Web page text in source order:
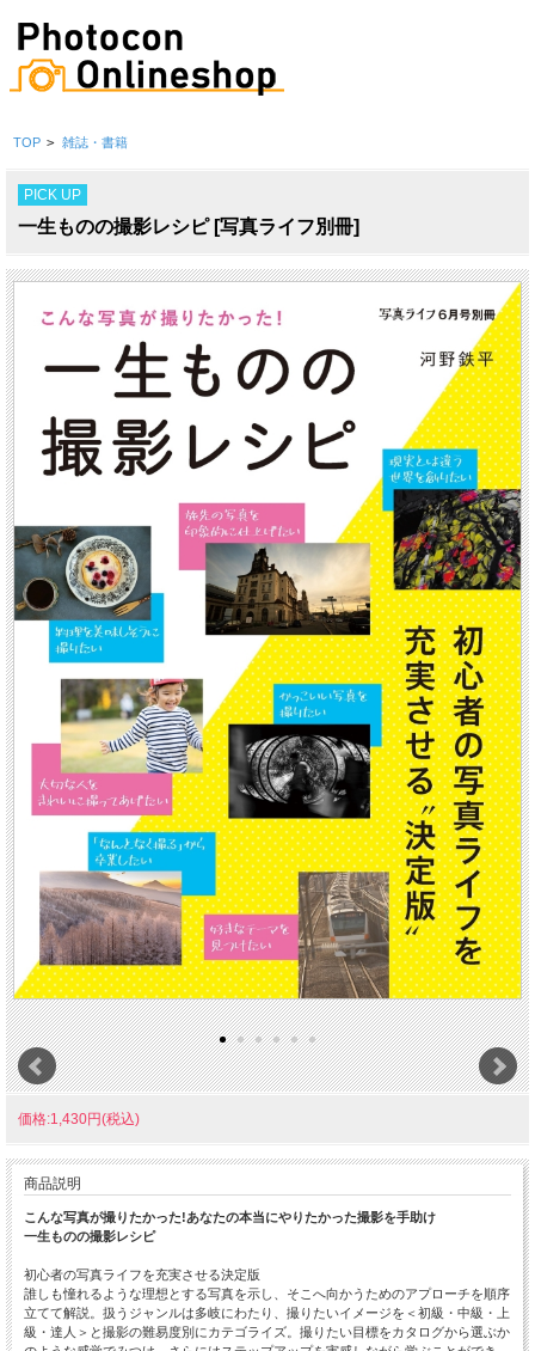
TOP > 雑誌・書籍
PICK UP
一生ものの撮影レシピ [写真ライフ別冊]
価格:1,430円(税込)
商品説明
こんな写真が撮りたかった!あなたの本当にやりたかった撮影を手助け
一生ものの撮影レシピ
初心者の写真ライフを充実させる決定版
誰しも憧れるような理想とする写真を示し、そこへ向かうためのアプローチを順序
立てて解説。扱うジャンルは多岐にわたり、撮りたいイメージを＜初級・中級・上
級・達人＞と撮影の難易度別にカテゴライズ。撮りたい目標をカタログから選ぶか